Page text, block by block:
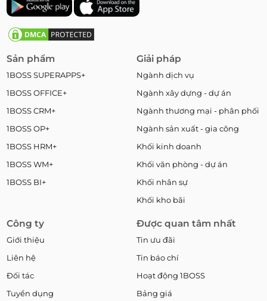
Sản phẩm
1BOSS SUPERAPPS+
1BOSS OFFICE+
1BOSS CRM+
1BOSS OP+
1BOSS HRM+
1BOSS WM+
1BOSS BI+
Giải pháp
Ngành dịch vụ
Ngành xây dựng - dự án
Ngành thương mại - phân phối
Ngành sản xuất - gia công
Khối kinh doanh
Khối văn phòng - dự án
Khối nhân sự
Khối kho bãi
Công ty
Giới thiệu
Liên hệ
Đối tác
Tuyển dụng
Được quan tâm nhất
Tin ưu đãi
Tin báo chí
Hoạt động 1BOSS
Bảng giá